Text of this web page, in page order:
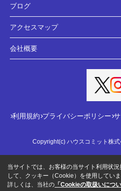
ブログ
アクセスマップ
会社概要
利用規約 プライバシーポリシー
Copyright(c) ハウスコミット株
当サイトでは、お客様の当サイト利用状
して、クッキー（Cookie）を使用していま
詳しくは、当社の 「Cookieの取扱いについ